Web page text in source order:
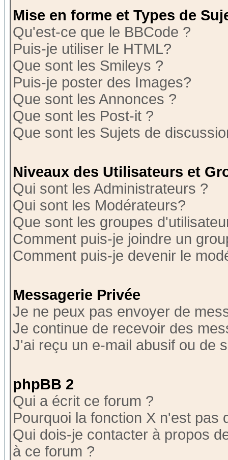
Mise en forme et Types de
Qu'est-ce que le BBCode ?
Puis-je utiliser le HTML?
Que sont les Smileys ?
Puis-je poster des Images?
Que sont les Annonces ?
Que sont les Post-it ?
Que sont les Sujets de
Niveaux des Utilisateurs et
Qui sont les Administrateurs ?
Qui sont les Modérateurs?
Que sont les groupes
Comment puis-je joindre un
Comment puis-je devenir le
Messagerie Privée
Je ne peux pas envoyer de
Je continue de recevoir des
J'ai reçu un e-mail abusif ou de
phpBB 2
Qui a écrit ce forum ?
Pourquoi la fonction X n'est pas
Qui dois-je contacter à propos
à ce forum ?